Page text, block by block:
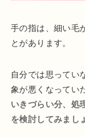
手の指は、細い毛
とがあります。
自分では思ってい
象が悪くなってい
いきづらい分、処
を検討してみまし